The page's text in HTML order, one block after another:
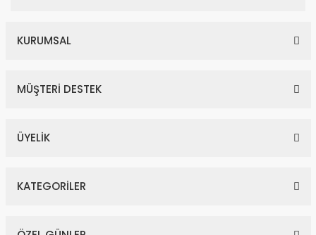
KURUMSAL
MÜŞTERİ DESTEK
ÜYELİK
KATEGORİLER